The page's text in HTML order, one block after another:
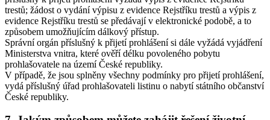
trestů; žádost o vydání výpisu z evidence Rejstříku trestů a výpis z
evidence Rejstříku trestů se předávají v elektronické podobě, a to
způsobem umožňujícím dálkový přístup.
Správní orgán příslušný k přijetí prohlášení si dále vyžádá vyjádření
Ministerstva vnitra, které ověří délku povoleného pobytu
prohlašovatele na území České republiky.
V případě, že jsou splněny všechny podmínky pro přijetí prohlášení,
vydá příslušný úřad prohlašovateli listinu o nabytí státního občanství
České republiky.